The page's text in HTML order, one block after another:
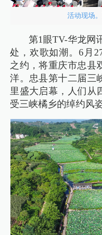
活动现场
第1眼TV-华龙网
处，欢歌如潮。6月
之约，将重庆市忠县
洋。忠县第十二届三
里盛大启幕，人们从
受三峡橘乡的绰约风